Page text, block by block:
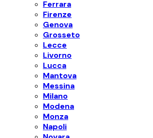
Ferrara
Firenze
Genova
Grosseto
Lecce
Livorno
Lucca
Mantova
Messina
Milano
Modena
Monza
Napoli